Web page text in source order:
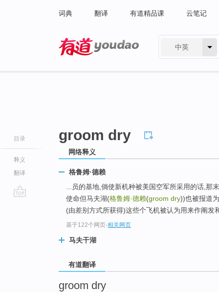
词典 翻译 有道精品课 云笔记
中英
目录
释义
翻译
groom dry
网络释义
格鲁姆·德赖
...员的基地,倘使新机种被美国空军所采用的话,
使命但马夫湖(格鲁姆·德赖(groom dry))也被报道
(由差别方式所获得)这些个飞机被认为用来作阐发
基于122个网页-相关网页
马夫干湖
有道翻译
groom dry